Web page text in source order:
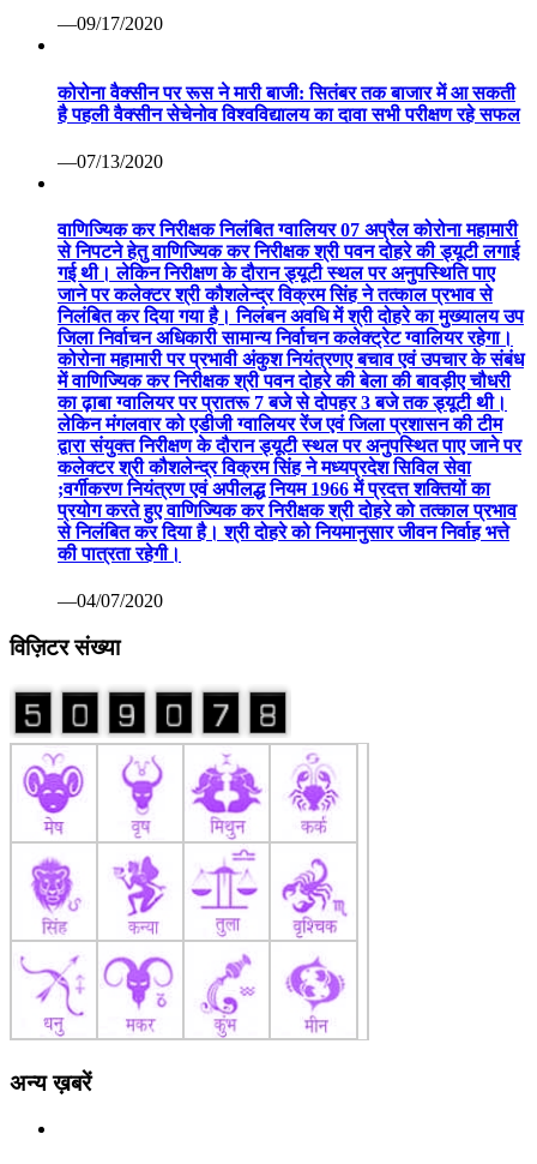
—09/17/2020
कोरोना वैक्सीन पर रूस ने मारी बाजी: सितंबर तक बाजार में आ सकती
है पहली वैक्सीन सेचेनोव विश्वविद्यालय का दावा सभी परीक्षण रहे सफल
—07/13/2020
वाणिज्यिक कर निरीक्षक निलंबित ग्वालियर 07 अप्रैल कोरोना महामारी
से निपटने हेतु वाणिज्यिक कर निरीक्षक श्री पवन दोहरे की ड्यूटी लगाई
गई थी। लेकिन निरीक्षण के दौरान ड्यूटी स्थल पर अनुपस्थिति पाए
जाने पर कलेक्टर श्री कौशलेन्द्र विक्रम सिंह ने तत्काल प्रभाव से
निलंबित कर दिया गया है। निलंबन अवधि में श्री दोहरे का मुख्यालय उप
जिला निर्वाचन अधिकारी सामान्य निर्वाचन कलेक्ट्रेट ग्वालियर रहेगा।
कोरोना महामारी पर प्रभावी अंकुश नियंत्रणए बचाव एवं उपचार के संबंध
में वाणिज्यिक कर निरीक्षक श्री पवन दोहरे की बेला की बावड़ीए चौधरी
का ढ़ाबा ग्वालियर पर प्रातरू 7 बजे से दोपहर 3 बजे तक ड्यूटी थी।
लेकिन मंगलवार को एडीजी ग्वालियर रेंज एवं जिला प्रशासन की टीम
द्वारा संयुक्त निरीक्षण के दौरान ड्यूटी स्थल पर अनुपस्थित पाए जाने पर
कलेक्टर श्री कौशलेन्द्र विक्रम सिंह ने मध्यप्रदेश सिविल सेवा
;वर्गीकरण नियंत्रण एवं अपीलद्ध नियम 1966 में प्रदत्त शक्तियों का
प्रयोग करते हुए वाणिज्यिक कर निरीक्षक श्री दोहरे को तत्काल प्रभाव
से निलंबित कर दिया है। श्री दोहरे को नियमानुसार जीवन निर्वाह भत्ते
की पात्रता रहेगी।
—04/07/2020
विज़िटर संख्या
अन्य ख़बरें